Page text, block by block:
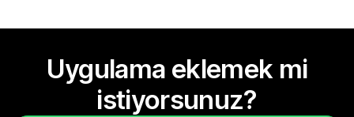
Uygulama eklemek mi
istiyorsunuz?